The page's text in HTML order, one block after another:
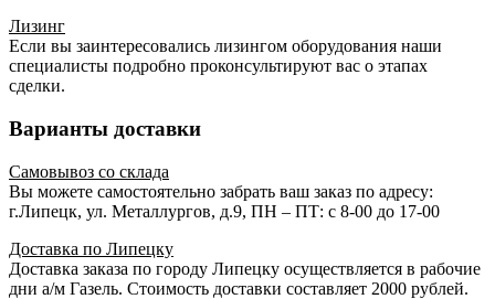
Лизинг
Если вы заинтересовались лизингом оборудования наши
специалисты подробно проконсультируют вас о этапах
сделки.
Варианты доставки
Самовывоз со склада
Вы можете самостоятельно забрать ваш заказ по адресу:
г.Липецк, ул. Металлургов, д.9, ПН – ПТ: с 8-00 до 17-00
Доставка по Липецку
Доставка заказа по городу Липецку осуществляется в рабочие
дни а/м Газель. Стоимость доставки составляет 2000 рублей.